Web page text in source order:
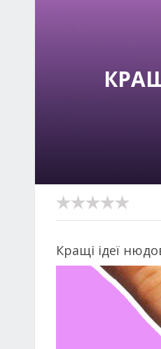
Кращі ідеї